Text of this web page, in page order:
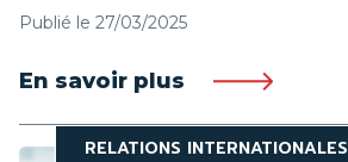
Publié le 27/03/2025
En savoir plus
RELATIONS INTERNATIONALES